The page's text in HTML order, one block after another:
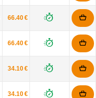
66.40 €
66.40 €
34.10 €
34.10 €